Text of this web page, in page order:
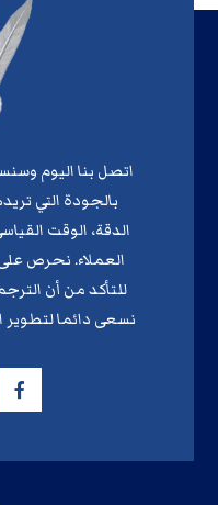
اتصل بنا اليوم
بالجودة التي
الدقة، الوقت
العملاء. نحرص
للتأكد من أن
نسعى دائما لتطوير